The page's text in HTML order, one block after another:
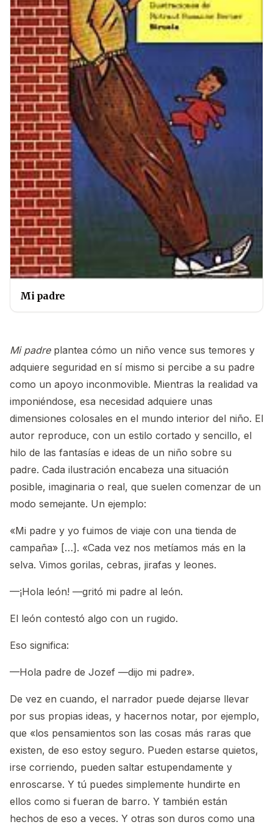
Mi padre
Mi padreplantea cómo un niño vence sus temores y
adquiere seguridad en sí mismo si percibe a su padre
como un apoyo inconmovible. Mientras la realidad va
imponiéndose, esa necesidad adquiere unas
dimensiones colosales en el mundo interior del niño. El
autor reproduce, con un estilo cortado y sencillo, el
hilo de las fantasías e ideas de un niño sobre su
padre. Cada ilustración encabeza una situación
posible, imaginaria o real, que suelen comenzar de un
modo semejante. Un ejemplo:
«Mi padre y yo fuimos de viaje con una tienda de
campaña» […]. «Cada vez nos metíamos más en la
selva. Vimos gorilas, cebras, jirafas y leones.
—¡Hola león! —gritó mi padre al león.
El león contestó algo con un rugido.
Eso significa:
—Hola padre de Jozef —dijo mi padre».
De vez en cuando, el narrador puede dejarse llevar
por sus propias ideas, y hacernos notar, por ejemplo,
que «los pensamientos son las cosas más raras que
existen, de eso estoy seguro. Pueden estarse quietos,
irse corriendo, pueden saltar estupendamente y
enroscarse. Y tú puedes simplemente hundirte en
ellos como si fueran de barro. Y también están
hechos de eso a veces. Y otras son duros como una